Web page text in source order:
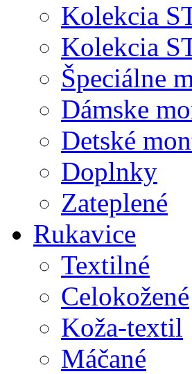
Kolekcia
Kolekcia
Špeciálne
Dámske
Detské
Doplnky
Zateplené
Rukavice
Textilné
Celokožené
Koža-textil
Máčané